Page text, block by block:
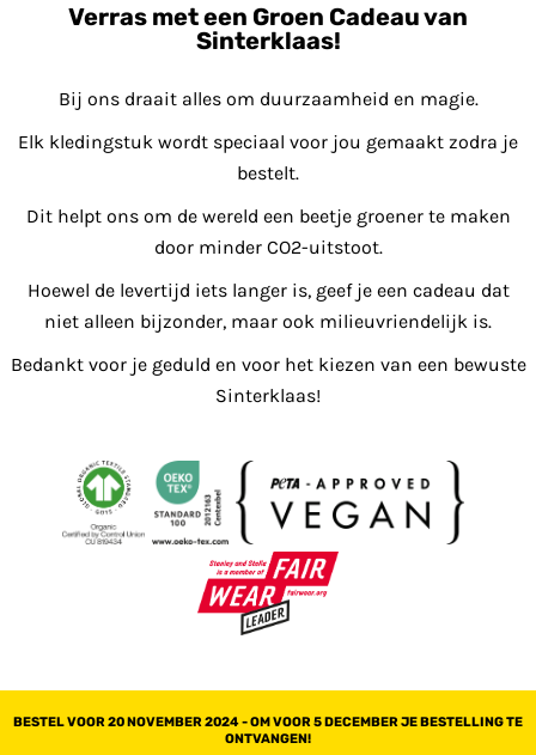
Verras met een Groen Cadeau van
Sinterklaas!
Bij ons draait alles om duurzaamheid en magie.
Elk kledingstuk wordt speciaal voor jou gemaakt zodra je
bestelt.
Dit helpt ons om de wereld een beetje groener te maken
door minder CO2-uitstoot.
Hoewel de levertijd iets langer is, geef je een cadeau dat
niet alleen bijzonder, maar ook milieuvriendelijk is.
Bedankt voor je geduld en voor het kiezen van een bewuste
Sinterklaas!
BESTEL VOOR 20 NOVEMBER 2024 - OM VOOR 5 DECEMBER JE BESTELLING TE
ONTVANGEN!